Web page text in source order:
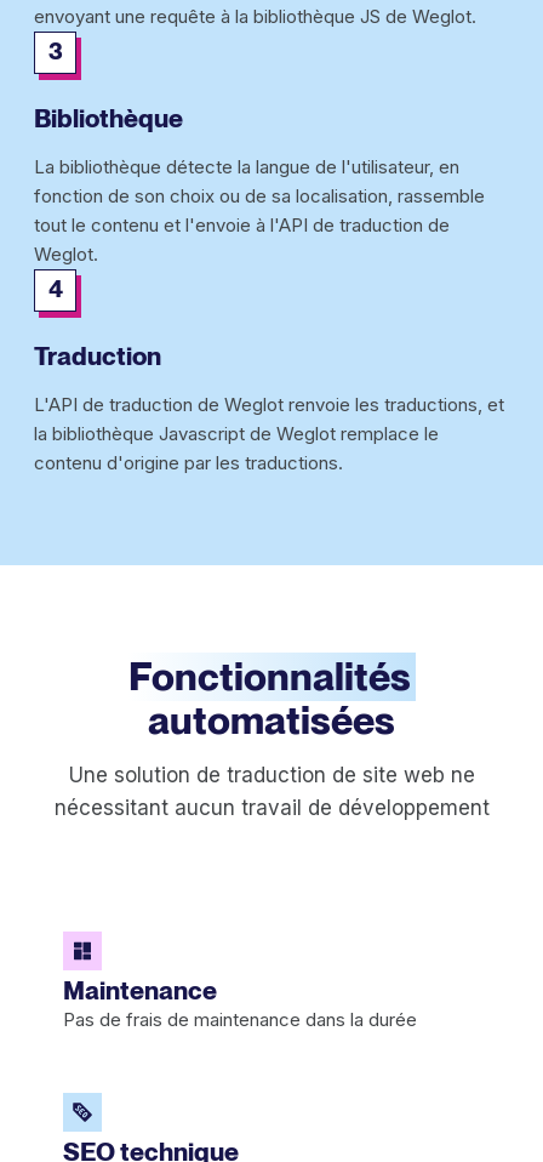
envoyant une requête à la bibliothèque JS de Weglot.
3
Bibliothèque
La bibliothèque détecte la langue de l'utilisateur, en
fonction de son choix ou de sa localisation, rassemble
tout le contenu et l'envoie à l'API de traduction de
Weglot.
4
Traduction
L'API de traduction de Weglot renvoie les traductions, et
la bibliothèque Javascript de Weglot remplace le
contenu d'origine par les traductions.
Fonctionnalités
automatisées
Une solution de traduction de site web ne
nécessitant aucun travail de développement
Maintenance
Pas de frais de maintenance dans la durée
SEO technique